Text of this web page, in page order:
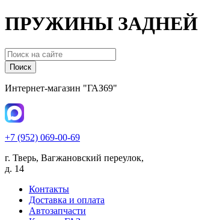
ПРУЖИНЫ ЗАДНЕЙ
Поиск
Интернет-магазин "ГАЗ69"
+7 (952) 069-00-69
г. Тверь, Вагжановский переулок,
д. 14
Контакты
Доставка и оплата
Автозапчасти